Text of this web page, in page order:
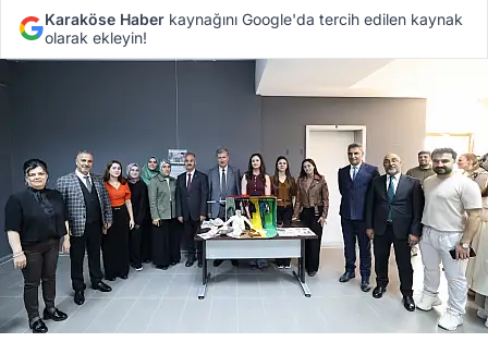
Karaköse Haber kaynağını Google'da tercih edilen kaynak
olarak ekleyin!